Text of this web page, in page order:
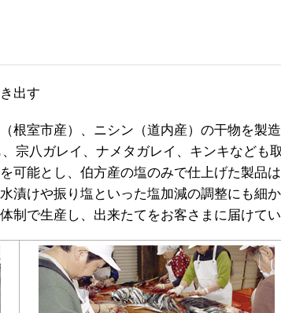
出す
根室市産）、ニシン（道内産）の干物を製
宗八ガレイ、ナメタガレイ、キンキなども
可能とし、伯方産の塩のみで仕上げた製品
漬けや振り塩といった塩加減の調整にも細
制で生産し、出来たてをお客さまに届けてい